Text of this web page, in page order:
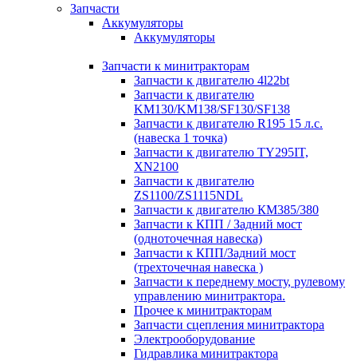
Запчасти
Аккумуляторы
Аккумуляторы
Запчасти к минитракторам
Запчасти к двигателю 4l22bt
Запчасти к двигателю
KM130/KM138/SF130/SF138
Запчасти к двигателю R195 15 л.с.
(навеска 1 точка)
Запчасти к двигателю TY295IT,
XN2100
Запчасти к двигателю
ZS1100/ZS1115NDL
Запчасти к двигателю КМ385/380
Запчасти к КПП / Задний мост
(одноточечная навеска)
Запчасти к КПП/Задний мост
(трехточечная навеска )
Запчасти к переднему мосту, рулевому
управлению минитрактора.
Прочее к минитракторам
Запчасти сцепления минитрактора
Электрооборудование
Гидравлика минитрактора